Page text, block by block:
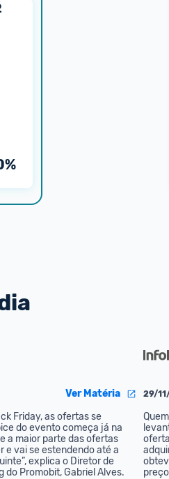
%
Ver Matéria
Friday, as ofertas se
do evento começa já na
a maior parte das ofertas
e vai se estendendo até a
explica o Diretor de
do Promobit, Gabriel Alves.
29/